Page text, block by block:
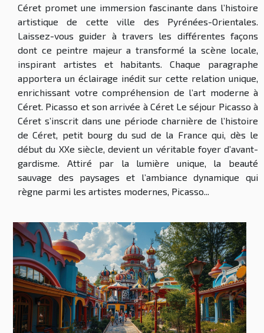
Céret promet une immersion fascinante dans l’histoire
artistique de cette ville des Pyrénées-Orientales.
Laissez-vous guider à travers les différentes façons
dont ce peintre majeur a transformé la scène locale,
inspirant artistes et habitants. Chaque paragraphe
apportera un éclairage inédit sur cette relation unique,
enrichissant votre compréhension de l’art moderne à
Céret. Picasso et son arrivée à Céret Le séjour Picasso à
Céret s’inscrit dans une période charnière de l’histoire
de Céret, petit bourg du sud de la France qui, dès le
début du XXe siècle, devient un véritable foyer d’avant-
gardisme. Attiré par la lumière unique, la beauté
sauvage des paysages et l’ambiance dynamique qui
règne parmi les artistes modernes, Picasso...